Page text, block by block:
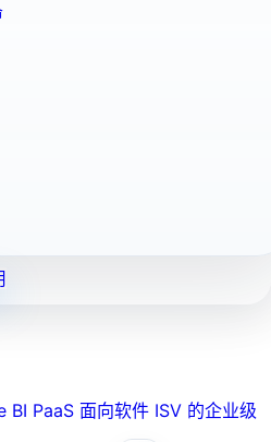
BI PaaS 面向软件 ISV 的企业级